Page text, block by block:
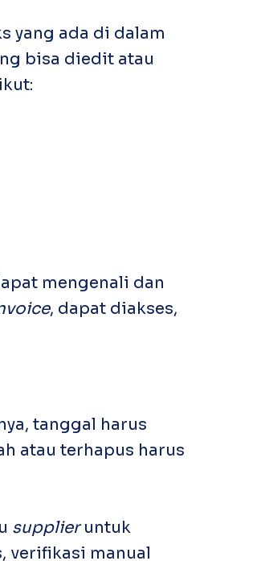
yang ada di dalam
bisa diedit atau
mengenali dan
, dapat diakses,
tanggal harus
atau terhapus harus
supplieruntuk
verifikasi manual